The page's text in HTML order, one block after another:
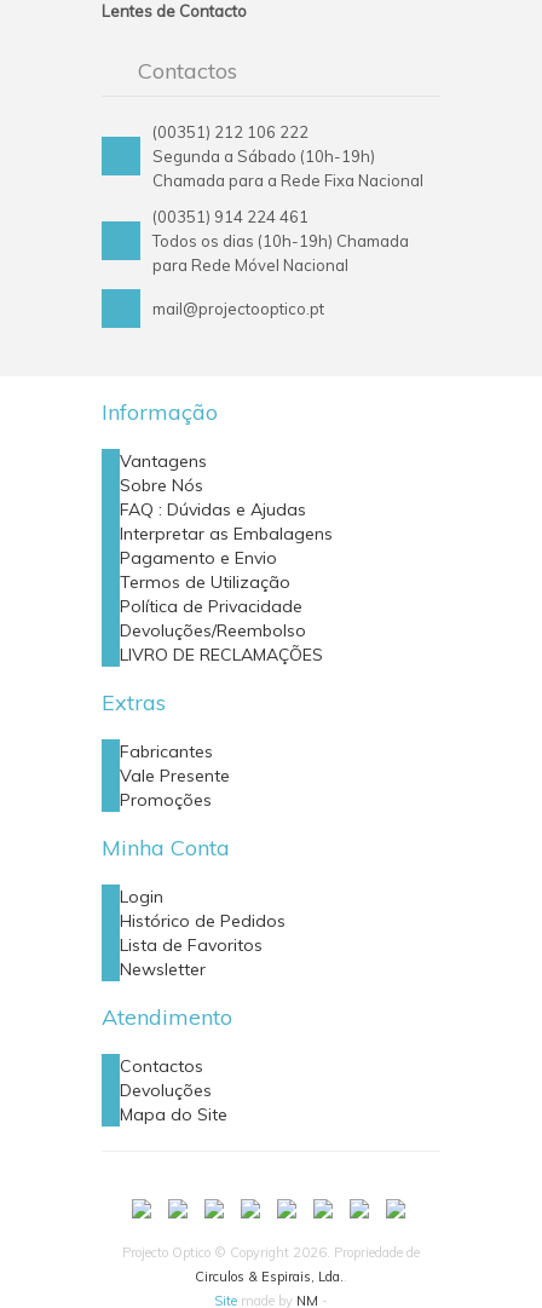
Lentes de Contacto
Contactos
(00351) 212 106 222
Segunda a Sábado (10h-19h)
Chamada para a Rede Fixa Nacional
(00351) 914 224 461
Todos os dias (10h-19h) Chamada
para Rede Móvel Nacional
mail@projectooptico.pt
Informação
Vantagens
Sobre Nós
FAQ : Dúvidas e Ajudas
Interpretar as Embalagens
Pagamento e Envio
Termos de Utilização
Política de Privacidade
Devoluções/Reembolso
LIVRO DE RECLAMAÇÕES
Extras
Fabricantes
Vale Presente
Promoções
Minha Conta
Login
Histórico de Pedidos
Lista de Favoritos
Newsletter
Atendimento
Contactos
Devoluções
Mapa do Site
Projecto Optico © Copyright 2026. Propriedade de
Circulos & Espirais, Lda..
Site made by NM -